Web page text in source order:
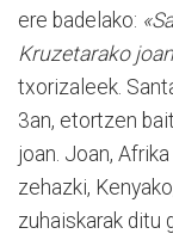
ere badelako:
Kruzetarako
txorizaleek.
3an, etortzen
joan. Joan,
zehazki,
zuhaiskarak ditu